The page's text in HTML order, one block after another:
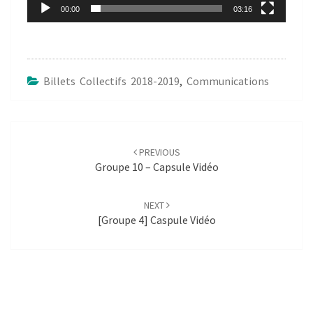
00:00 03:16
Billets Collectifs 2018-2019, Communications
PREVIOUS
Groupe 10 – Capsule Vidéo
NEXT
[Groupe 4] Caspule Vidéo